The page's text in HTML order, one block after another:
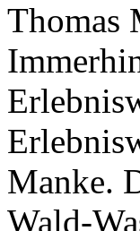
Thomas
Manke.
Wald-